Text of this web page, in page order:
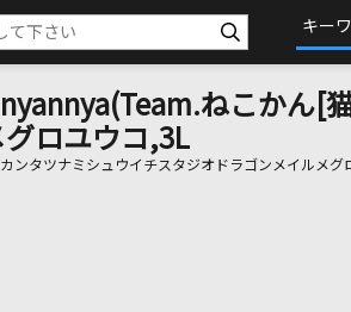
キー
ねこかん[
ロユウコ,3L
ンタツナミシュウイチスタジオドラゴンメイルメグ